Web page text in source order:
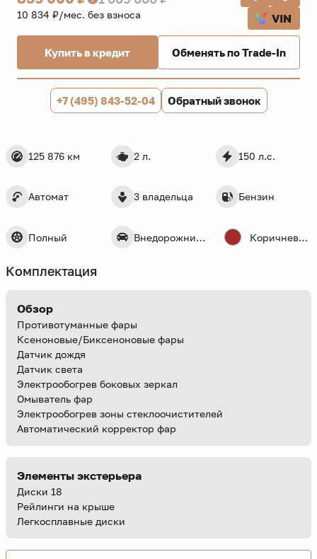
125 876 км 2 л. 150 л.с.
Автомат 3 владельца Бензин
Полный Внедорожник 5 дв. Коричневый
10 834 ₽/мес. без взноса VIN
Купить в кредит Обменять по Trade-In
+7 (495) 843-52-04 Обратный звонок
Комплектация
Обзор
Противотуманные фары
Ксеноновые/Биксеноновые фары
Датчик дождя
Датчик света
Электрообогрев боковых зеркал
Омыватель фар
Электрообогрев зоны стеклоочистителей
Автоматический корректор фар
Элементы экстерьера
Диски 18
Рейлинги на крыше
Легкосплавные диски